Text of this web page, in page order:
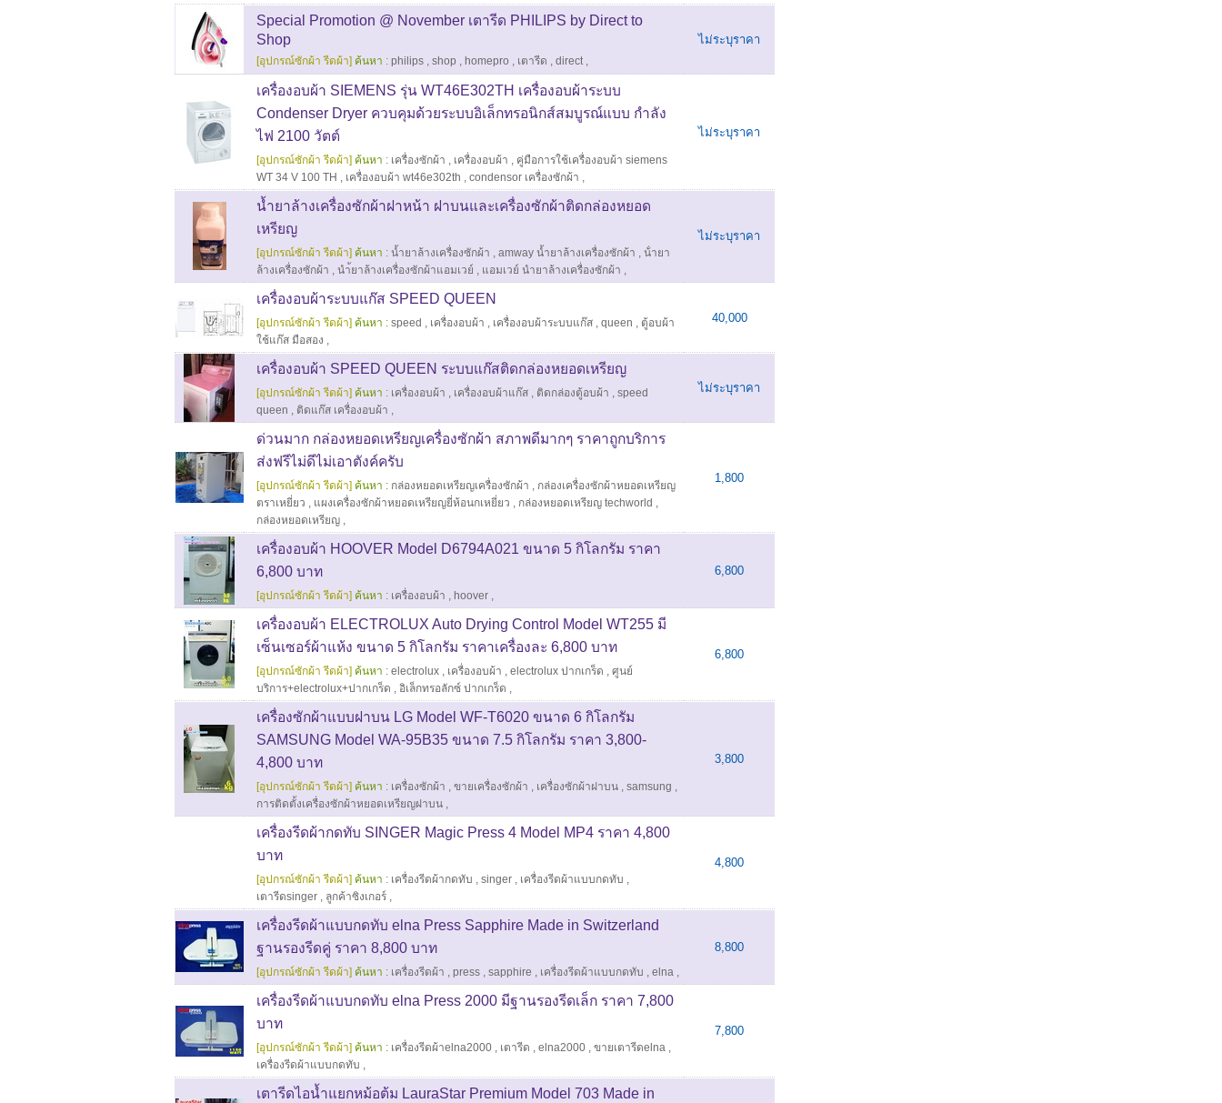
Special Promotion @ November เตารีด PHILIPS by Direct to
Shop
[อุปกรณ์ซักผ้า รีดผ้า] ค้นหา : philips , shop , homepro , เตารีด , direct,
ไม่ระบุราคา
เครื่องอบผ้า SIEMENS รุ่น WT46E302TH เครื่องอบผ้าระบบ
Condenser Dryer ควบคุมด้วยระบบอิเล็กทรอนิกส์สมบูรณ์แบบ กำลัง
ไฟ 2100 วัตต์
[อุปกรณ์ซักผ้า รีดผ้า] ค้นหา : เครื่องซักผ้า , เครื่องอบผ้า , คู่มือการใช้เครื่องอบผ้า siemens
WT 34 V 100 TH , เครื่องอบผ้า wt46e302th , condensor เครื่องซักผ้า ,
ไม่ระบุราคา
น้ำยาล้างเครื่องซักผ้าฝาหน้า ฝาบนและเครื่องซักผ้าติดกล่องหยอด
เหรียญ
[อุปกรณ์ซักผ้า รีดผ้า] ค้นหา : น้ำยาล้างเครื่องซักผ้า , amway น้ำยาล้างเครื่องซักผ้า , น้ํายา
ล้างเครื่องซักผ้า , นำ้ยาล้างเครื่องซักผ้าแอมเวย์ , แอมเวย์ นำยาล้างเครื่องซักผ้า ,
ไม่ระบุราคา
เครื่องอบผ้าระบบแก๊ส SPEED QUEEN
[อุปกรณ์ซักผ้า รีดผ้า] ค้นหา : speed , เครื่องอบผ้า , เครื่องอบผ้าระบบแก๊ส , queen , ตู้อบผ้า
ใช้แก๊ส มือสอง ,
40,000
เครื่องอบผ้า SPEED QUEEN ระบบแก๊สติดกล่องหยอดเหรียญ
[อุปกรณ์ซักผ้า รีดผ้า] ค้นหา : เครื่องอบผ้า , เครื่องอบผ้าแก๊ส , ติดกล่องตู้อบผ้า , speed
queen , ติดแก๊ส เครื่องอบผ้า ,
ไม่ระบุราคา
ด่วนมาก กล่องหยอดเหรียญเครื่องซักผ้า สภาพดีมากๆ ราคาถูกบริการ
ส่งฟรีไม่ดีไม่เอาตังค์ครับ
[อุปกรณ์ซักผ้า รีดผ้า] ค้นหา : กล่องหยอดเหรียญเครื่องซักผ้า , กล่องเครื่องซักผ้าหยอดเหรียญ
ตราเหยี่ยว , แผงเครื่องซักผ้าหยอดเหรียญยี่ห้อนกเหยี่ยว , กล่องหยอดเหรียญ techworld ,
กล่องหยอดเหรียญ ,
1,800
เครื่องอบผ้า HOOVER Model D6794A021 ขนาด 5 กิโลกรัม ราคา
6,800 บาท
[อุปกรณ์ซักผ้า รีดผ้า] ค้นหา : เครื่องอบผ้า , hoover ,
6,800
เครื่องอบผ้า ELECTROLUX Auto Drying Control Model WT255 มี
เซ็นเซอร์ผ้าแห้ง ขนาด 5 กิโลกรัม ราคาเครื่องละ 6,800 บาท
[อุปกรณ์ซักผ้า รีดผ้า] ค้นหา : electrolux , เครื่องอบผ้า , electrolux ปากเกร็ด , ศูนย์
บริการ+electrolux+ปากเกร็ด , อิเล็กทรอลักซ์ ปากเกร็ด ,
6,800
เครื่องซักผ้าแบบฝาบน LG Model WF-T6020 ขนาด 6 กิโลกรัม
SAMSUNG Model WA-95B35 ขนาด 7.5 กิโลกรัม ราคา 3,800-
4,800 บาท
[อุปกรณ์ซักผ้า รีดผ้า] ค้นหา : เครื่องซักผ้า , ขายเครื่องซักผ้า , เครื่องซักผ้าฝาบน , samsung ,
การติดตั้งเครื่องซักผ้าหยอดเหรียญฝาบน ,
3,800
เครื่องรีดผ้ากดทับ SINGER Magic Press 4 Model MP4 ราคา 4,800
บาท
[อุปกรณ์ซักผ้า รีดผ้า] ค้นหา : เครื่องรีดผ้ากดทับ , singer , เครื่องรีดผ้าแบบกดทับ ,
เตารีดsinger , ลูกค้าซิงเกอร์ ,
4,800
เครื่องรีดผ้าแบบกดทับ elna Press Sapphire Made in Switzerland
ฐานรองรีดคู่ ราคา 8,800 บาท
[อุปกรณ์ซักผ้า รีดผ้า] ค้นหา : เครื่องรีดผ้า , press , sapphire , เครื่องรีดผ้าแบบกดทับ , elna ,
8,800
เครื่องรีดผ้าแบบกดทับ elna Press 2000 มีฐานรองรีดเล็ก ราคา 7,800
บาท
[อุปกรณ์ซักผ้า รีดผ้า] ค้นหา : เครื่องรีดผ้าelna2000 , เตารีด , elna2000 , ขายเตารีดelna ,
เครื่องรีดผ้าแบบกดทับ ,
7,800
เตารีดไอน้ำแยกหม้อต้ม LauraStar Premium Model 703 Made in